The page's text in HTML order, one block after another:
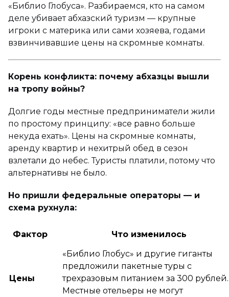
«Библио Глобуса». Разбираемся, кто на самом
деле убивает абхазский туризм — крупные
игроки с материка или сами хозяева, годами
взвинчивавшие цены на скромные комнаты.
Корень конфликта: почему абхазцы вышли
на тропу войны?
Долгие годы местные предприниматели жили
по простому принципу: «все равно больше
некуда ехать». Цены на скромные комнаты,
аренду квартир и нехитрый обед в сезон
взлетали до небес. Туристы платили, потому что
альтернативы не было.
Но пришли федеральные операторы — и
схема рухнула:
Фактор Что изменилось
Цены
«Библио Глобус» и другие гиганты
предложили пакетные туры с
трехразовым питанием за 300 рублей.
Местные отельеры не могут